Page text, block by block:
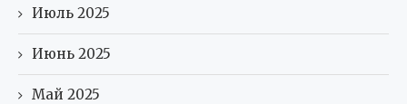
Июль 2025
Июнь 2025
Май 2025